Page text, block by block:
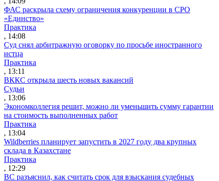
ФАС раскрыла схему ограничения конкуренции в СРО
«Единство»
Практика
, 14:08
Суд снял арбитражную оговорку по просьбе иностранного
истца
Практика
, 13:11
ВККС открыла шесть новых вакансий
Судьи
, 13:06
Экономколлегия решит, можно ли уменьшить сумму гарантии
на стоимость выполненных работ
Практика
, 13:04
Wildberries планирует запустить в 2027 году два крупных
склада в Казахстане
Практика
, 12:29
ВС разъяснил, как считать срок для взыскания судебных